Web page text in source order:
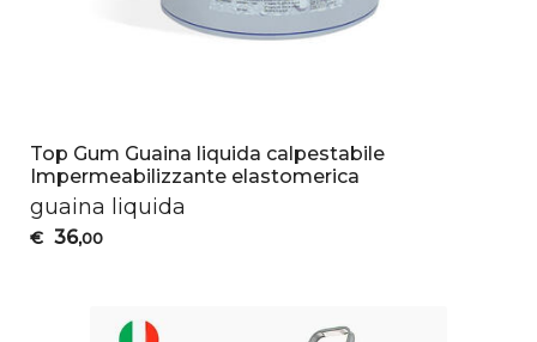
Top Gum Guaina liquida calpestabile
Impermeabilizzante elastomerica
guaina liquida
€ 36,00